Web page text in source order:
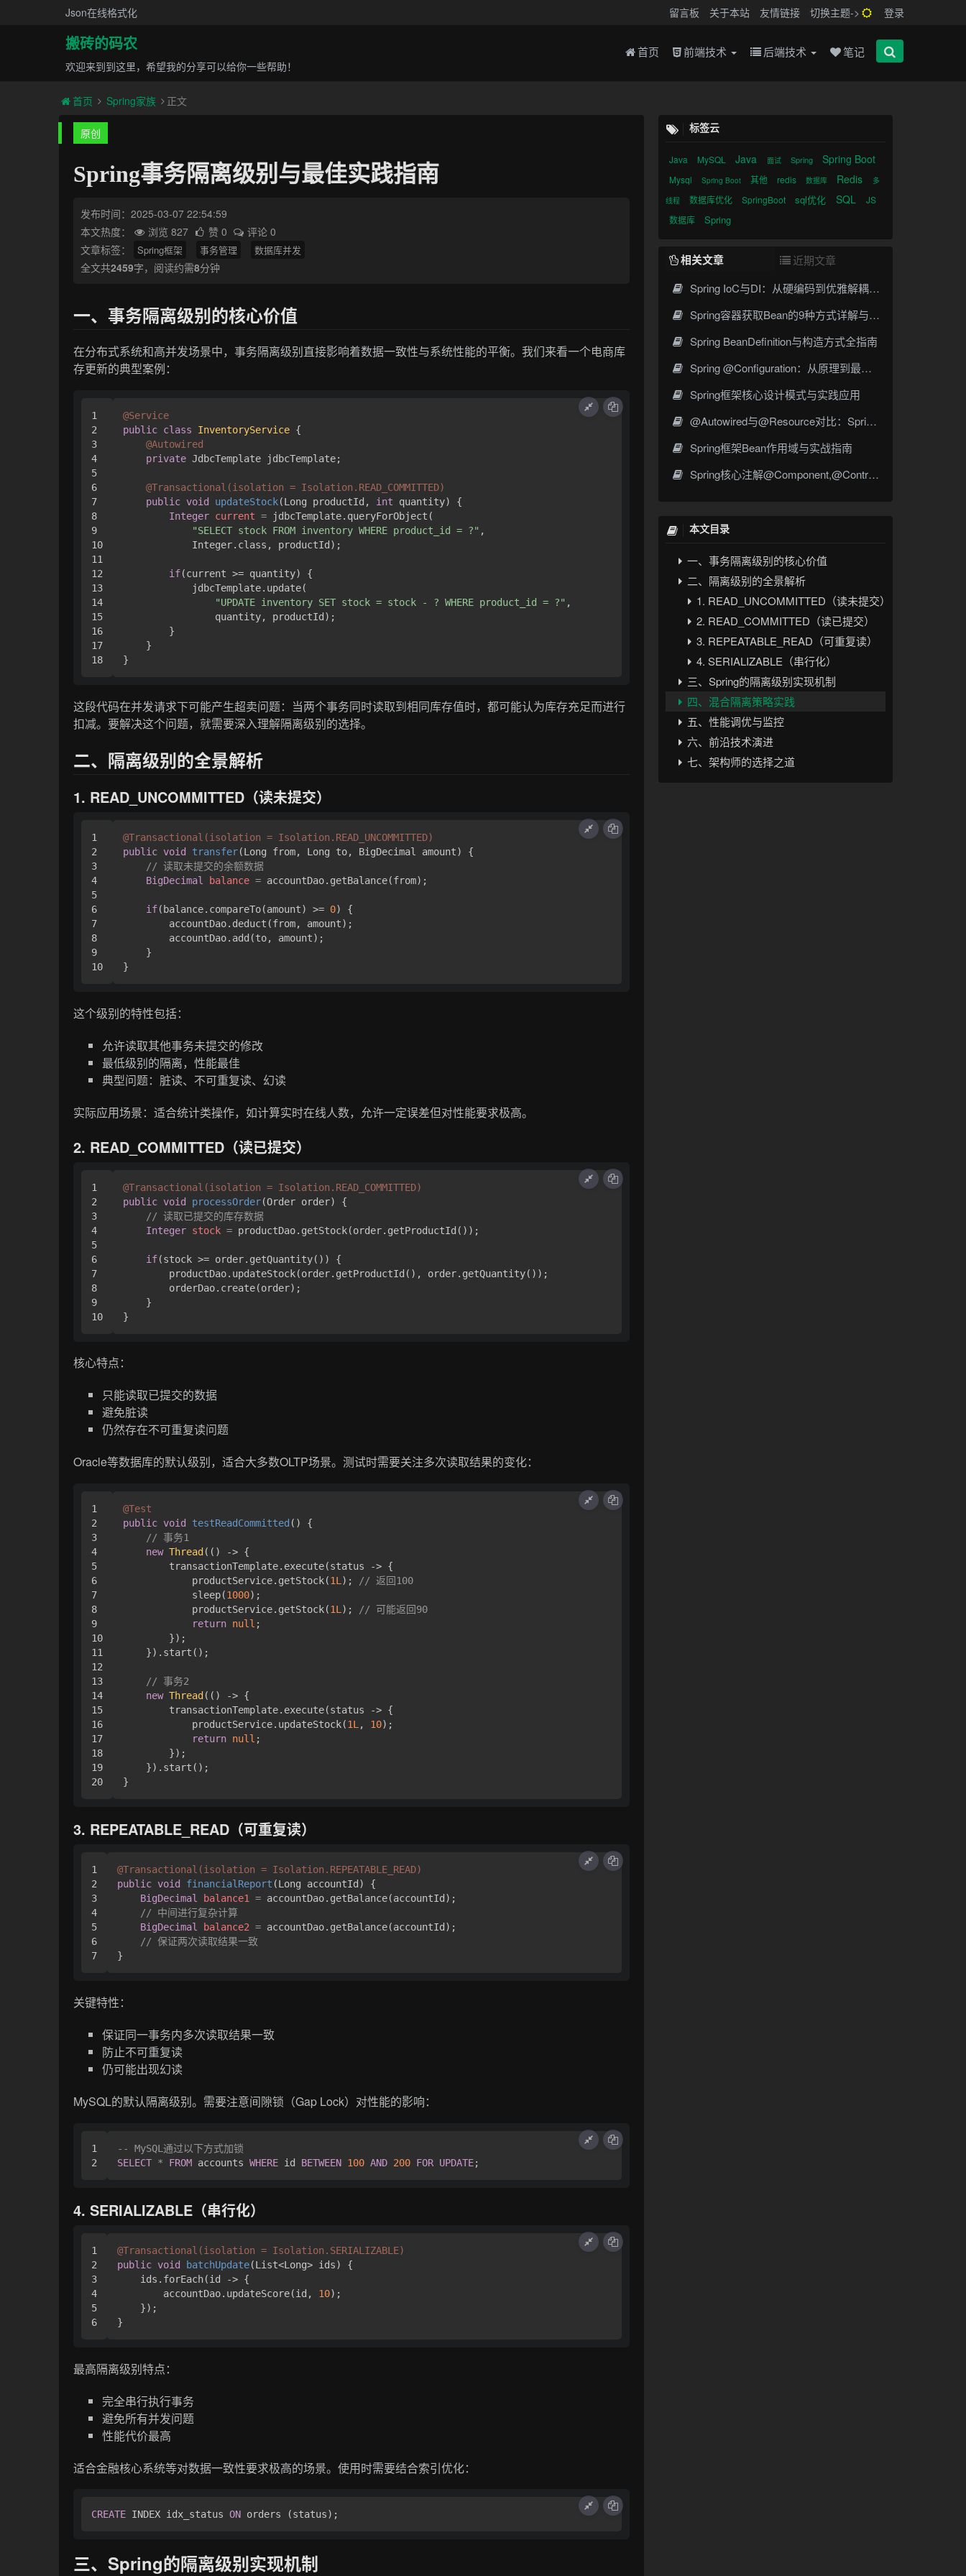
Json在线格式化 留言板 关于本站 友情链接 切换主题-> 登录
搬砖的码农
欢迎来到到这里，希望我的分享可以给你一些帮助！
首页 前端技术 后端技术 笔记
首页 Spring家族 正文
原创
Spring事务隔离级别与最佳实践指南
发布时间：2025-03-07 22:54:59
本文热度：
浏览 827 赞 0
评论 0
文章标签：
Spring框架 事务管理 数据库并发
全文共2459字，阅读约需8分钟
一、事务隔离级别的核心价值
在分布式系统和高并发场景中，事务隔离级别直接影响着数据一致性与系统性能的平衡。我们来看一个电商库
存更新的典型案例：
1
2
3
4
5
6
7
8
9
10
11
12
13
14
15
16
17
@Service
public class InventoryService {
@Autowired
private JdbcTemplate jdbcTemplate;
@Transactional(isolation = Isolation.READ_COMMITTED)
public void updateStock(Long productId, int quantity)
{
Integer current = jdbcTemplate.queryForObject(
"SELECT stock FROM inventory WHERE product_id = ?" ,
            Integer.class, productId);
if(current >= quantity) {
            jdbcTemplate.update(
"UPDATE inventory SET stock = stock - ? WHERE product_id = ?" ,
                quantity, productId);
        }
    }
这段代码在并发请求下可能产生超卖问题：当两个事务同时读取到相同库存值时，都可能认为库存充足而进行
扣减。要解决这个问题，就需要深入理解隔离级别的选择。
二、隔离级别的全景解析
1. READ_UNCOMMITTED（读未提交）
1
2
3
4
5
6
7
8
9
@Transactional(isolation = Isolation.READ_UNCOMMITTED)
public void transfer(Long from, Long to, BigDecimal amount)
{
// 读取未提交的余额数据
BigDecimal
balance = accountDao.getBalance(from);
if(balance.compareTo(amount) >= 0) {
        accountDao.deduct(from, amount);
        accountDao.add(to, amount);
    }
这个级别的特性包括：
允许读取其他事务未提交的修改
最低级别的隔离，性能最佳
典型问题：脏读、不可重复读、幻读
实际应用场景：适合统计类操作，如计算实时在线人数，允许一定误差但对性能要求极高。
2. READ_COMMITTED（读已提交）
1
2
3
4
5
6
7
8
9
@Transactional(isolation = Isolation.READ_COMMITTED)
public void processOrder(Order order)
{
// 读取已提交的库存数据
Integer stock = productDao.getStock(order.getProductId());
if(stock >= order.getQuantity()) {
        productDao.updateStock(order.getProductId(), order.getQuantity());
        orderDao.create(order);
    }
核心特点：
只能读取已提交的数据
避免脏读
仍然存在不可重复读问题
Oracle等数据库的默认级别，适合大多数OLTP场景。测试时需要关注多次读取结果的变化：
1
2
3
4
5
6
7
8
9
10
11
12
13
14
15
16
17
18
19
@Test
public void testReadCommitted ()
{
// 事务1
new Thread (() -> {
        transactionTemplate.execute(status -> {
            productService.getStock(
1L );
// 返回100
            sleep(
1000);
            productService.getStock(
1L );
// 可能返回90
return null ;
        });
    }).start();
// 事务2
new Thread (() -> {
        transactionTemplate.execute(status -> {
            productService.updateStock(
1L , 10);
return null ;
        });
    }).start();
3. REPEATABLE_READ（可重复读）
1
2
3
4
5
6
@Transactional(isolation = Isolation.REPEATABLE_READ)
public void financialReport (Long accountId)
{
BigDecimal
balance1 = accountDao.getBalance(accountId);
// 中间进行复杂计算
BigDecimal
balance2 = accountDao.getBalance(accountId);
// 保证两次读取结果一致
关键特性：
保证同一事务内多次读取结果一致
防止不可重复读
仍可能出现幻读
MySQL的默认隔离级别。需要注意间隙锁（Gap Lock）对性能的影响：
1
-- MySQL通过以下方式加锁
SELECT * FROM accounts WHERE id BETWEEN 100 AND 200 FOR UPDATE
4. SERIALIZABLE（串行化）
1
2
3
4
5
@Transactional(isolation = Isolation.SERIALIZABLE)
public void batchUpdate(List<Long> ids)
{
    ids.forEach(id -> {
        accountDao.updateScore(id,
10);
    });
最高隔离级别特点：
完全串行执行事务
避免所有并发问题
性能代价最高
适合金融核心系统等对数据一致性要求极高的场景。使用时需要结合索引优化：
CREATE INDEX idx_status ON
三、Spring的隔离级别实现机制
标签云
Java MySQL Java 面试 Spring Spring Boot
Mysql Spring Boot 其他 redis 数据库 Redis
多
线程
数据库优化 SpringBoot sql优化 SQL
JS
数据库
Spring
相关文章
近期文章
Spring IoC与DI：从硬编码到优雅解耦的蜕变之路
Spring容器获取Bean的9种方式详解与最佳实践
Spring BeanDefinition与构造方式全指南
Spring @Configuration：从原理到最佳实践
Spring框架核心设计模式与实践应用
@Autowired与@Resource对比：Spring依赖注入的最佳实践选择
Spring框架Bean作用域与实战指南
Spring核心注解@Component,@Controller,@Repository,@Service
本文目录
一、事务隔离级别的核心价值
二、隔离级别的全景解析
1. READ_UNCOMMITTED（读未提交）
2. READ_COMMITTED（读已提交）
3. REPEATABLE_READ（可重复读）
4. SERIALIZABLE（串行化）
三、Spring的隔离级别实现机制
四、混合隔离策略实践
五、性能调优与监控
六、前沿技术演进
七、架构师的选择之道